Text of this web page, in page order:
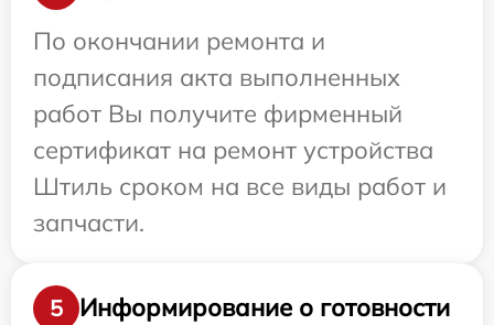
По окончании ремонта и
подписания акта выполненных
работ Вы получите фирменный
сертификат на ремонт устройства
Штиль сроком на все виды работ и
запчасти.
5
Информирование о готовности